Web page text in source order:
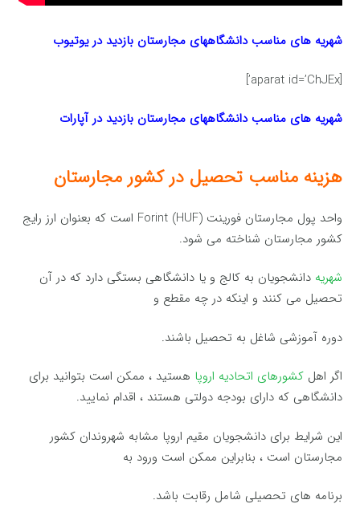
شهریه های مناسب دانشگاههای مجارستان بازدید در یوتیوب
[aparat id=’ChJEx’]
شهریه های مناسب دانشگاههای مجارستان بازدید در آپارات
هزینه مناسب تحصیل در کشور مجارستان
واحد پول مجارستان فورینت (Forint (HUF است که بعنوان ارز رایج
کشور مجارستان شناخته می شود.
شهریه دانشجویان به کالج و یا دانشگاهی بستگی دارد که در آن
تحصیل می کنند و اینکه در چه مقطع و
دوره آموزشی شاغل به تحصیل باشند.
اگر اهلکشورهای اتحادیه اروپا هستید ، ممکن است بتوانید برای
دانشگاهی که دارای بودجه دولتی هستند ، اقدام نمایید.
این شرایط برای دانشجویان مقیم اروپا مشابه شهروندان کشور
مجارستان است ، بنابراین ممکن است ورود به
برنامه های تحصیلی شامل رقابت باشد.